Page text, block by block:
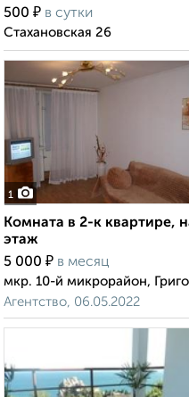
500 ₽ в сутки
Стахановская 26
1
Комната в 2-к квартире,
этаж
5 000 ₽ в месяц
мкр. 10-й микрорайон,
Агентство, 06.05.2022